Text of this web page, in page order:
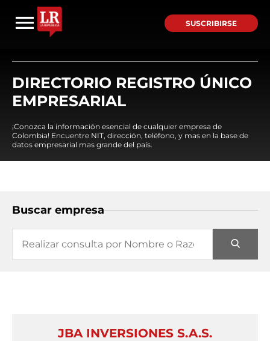
SUSCRIBIRSE
DIRECTORIO REGISTRO ÚNICO
EMPRESARIAL
¡Conozca la información esencial de cualquier empresa de
Colombia! Encuentre NIT, dirección, teléfono, y mas en la base de
datos empresarial mas grande del país.
Buscar empresa
JBA INVERSIONES S.A.S.